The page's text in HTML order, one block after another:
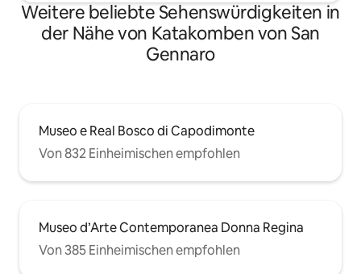
Weitere beliebte Sehenswürdigkeiten in
der Nähe von Katakomben von San
Gennaro
Museo e Real Bosco di Capodimonte
Von 832 Einheimischen empfohlen
Museo d’Arte Contemporanea Donna Regina
Von 385 Einheimischen empfohlen